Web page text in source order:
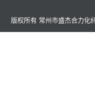
版权所有 常州市盛杰合力化
关键词 : 高强涤纶工业丝 高